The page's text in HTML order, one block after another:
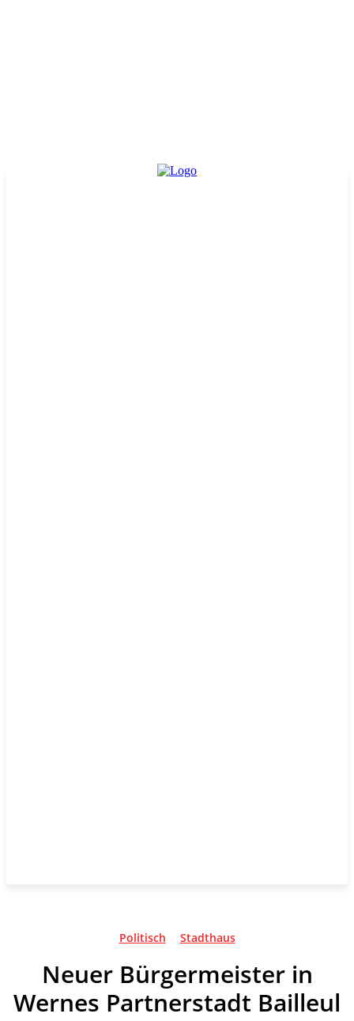
Politisch Stadthaus
Neuer Bürgermeister in
Wernes Partnerstadt Bailleul